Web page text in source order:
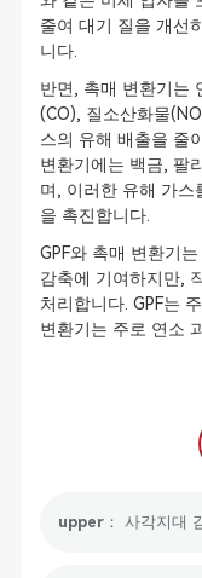
줄여 대기 질을 개선
니다.
반면, 촉매 변환기는
(CO), 질소산화물
스의 유해 배출을 줄
변환기에는 백금, 팔
며, 이러한 유해 가스
을 촉진합니다.
GPF와 촉매 변환기
감축에 기여하지만,
처리합니다. GPF는
변환기는 주로 연소
upper： 사각지대